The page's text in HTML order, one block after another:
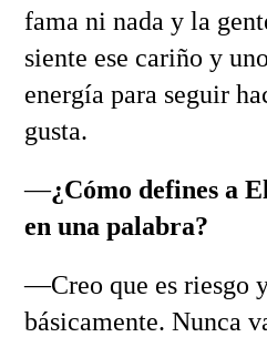
fama ni nada y la
siente ese cariño y
energía para seguir
gusta.
—¿Cómo defines a
en una palabra?
—Creo que es riesgo
básicamente. Nunca